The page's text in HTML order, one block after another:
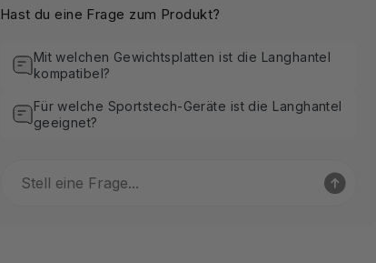
Hast du eine Frage zum Produkt?
Mit welchen Gewichtsplatten ist die Langhantel
kompatibel?
Für welche Sportstech-Geräte ist die Langhantel
geeignet?